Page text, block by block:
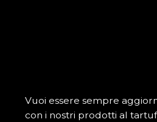
Vuoi essere sempre
con i nostri prodotti al